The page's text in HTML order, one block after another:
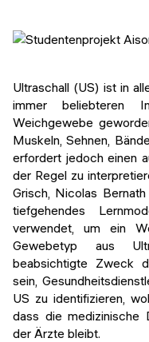
Ultraschall (US) ist in
immer beliebteren
Weichgewebe
Muskeln, Sehnen,
erfordert jedoch einen
der Regel zu
Grisch, Nicolas
tiefgehendes
verwendet, um ein
Gewebetyp aus
beabsichtigte Zweck
sein,
US zu identifizieren,
dass die medizinische
der Ärzte bleibt.